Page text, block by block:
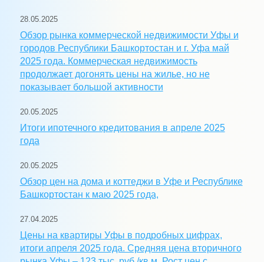
28.05.2025
Обзор рынка коммерческой недвижимости Уфы и
городов Республики Башкортостан и г. Уфа май
2025 года. Коммерческая недвижимость
продолжает догонять цены на жилье, но не
показывает большой активности
20.05.2025
Итоги ипотечного кредитования в апреле 2025
года
20.05.2025
Обзор цен на дома и коттеджи в Уфе и Республике
Башкортостан к маю 2025 года,
27.04.2025
Цены на квартиры Уфы в подробных цифрах,
итоги апреля 2025 года. Средняя цена вторичного